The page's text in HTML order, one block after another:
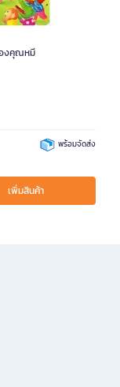
งคุณหมี
พร้อมจัดส่ง
เพิ่มสินค้า